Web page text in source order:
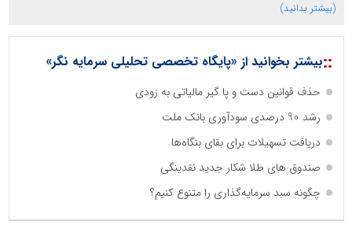
(بیشتر بدانید)
::بیشتر بخوانید از «پایگاه تخصصی تحلیلی سرمایه نگر»
حذف قوانین دست و پا گیر مالیاتی به زودی
رشد 90 درصدی سودآوری بانک ملت
دریافت تسهیلات برای بقای بنگاه‌ها
صندوق های طلا شکار جدید نقدینگی
چگونه سبد سرمایه‌گذاری را متنوع کنیم؟